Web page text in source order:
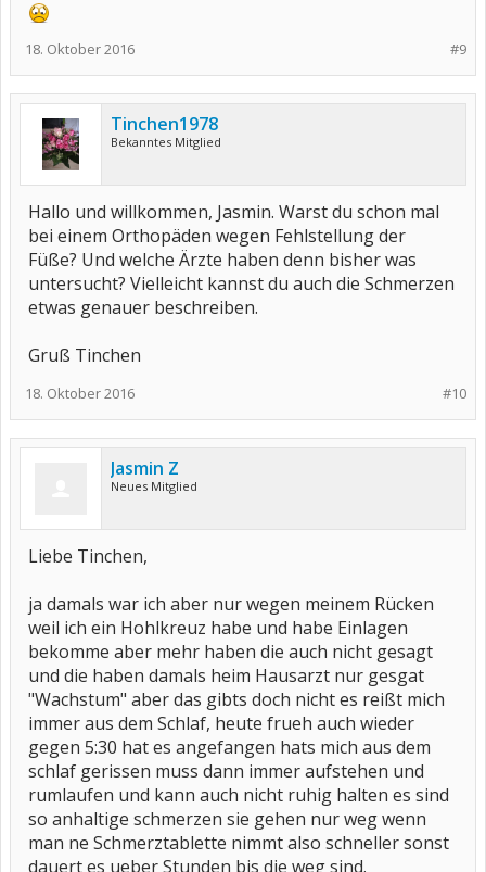
#9
18. Oktober 2016
Tinchen1978
Bekanntes Mitglied
Hallo und willkommen, Jasmin. Warst du schon mal
bei einem Orthopäden wegen Fehlstellung der
Füße? Und welche Ärzte haben denn bisher was
untersucht? Vielleicht kannst du auch die Schmerzen
etwas genauer beschreiben.
Gruß Tinchen
#10
18. Oktober 2016
Jasmin Z
Neues Mitglied
Liebe Tinchen,
ja damals war ich aber nur wegen meinem Rücken
weil ich ein Hohlkreuz habe und habe Einlagen
bekomme aber mehr haben die auch nicht gesagt
und die haben damals heim Hausarzt nur gesgat
"Wachstum" aber das gibts doch nicht es reißt mich
immer aus dem Schlaf, heute frueh auch wieder
gegen 5:30 hat es angefangen hats mich aus dem
schlaf gerissen muss dann immer aufstehen und
rumlaufen und kann auch nicht ruhig halten es sind
so anhaltige schmerzen sie gehen nur weg wenn
man ne Schmerztablette nimmt also schneller sonst
dauert es ueber Stunden bis die weg sind.